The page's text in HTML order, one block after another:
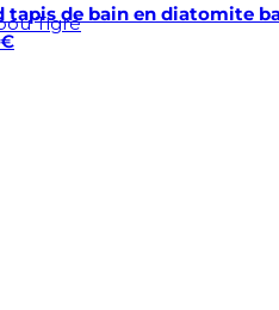
tapis de bain en diatomite
Tigré
€